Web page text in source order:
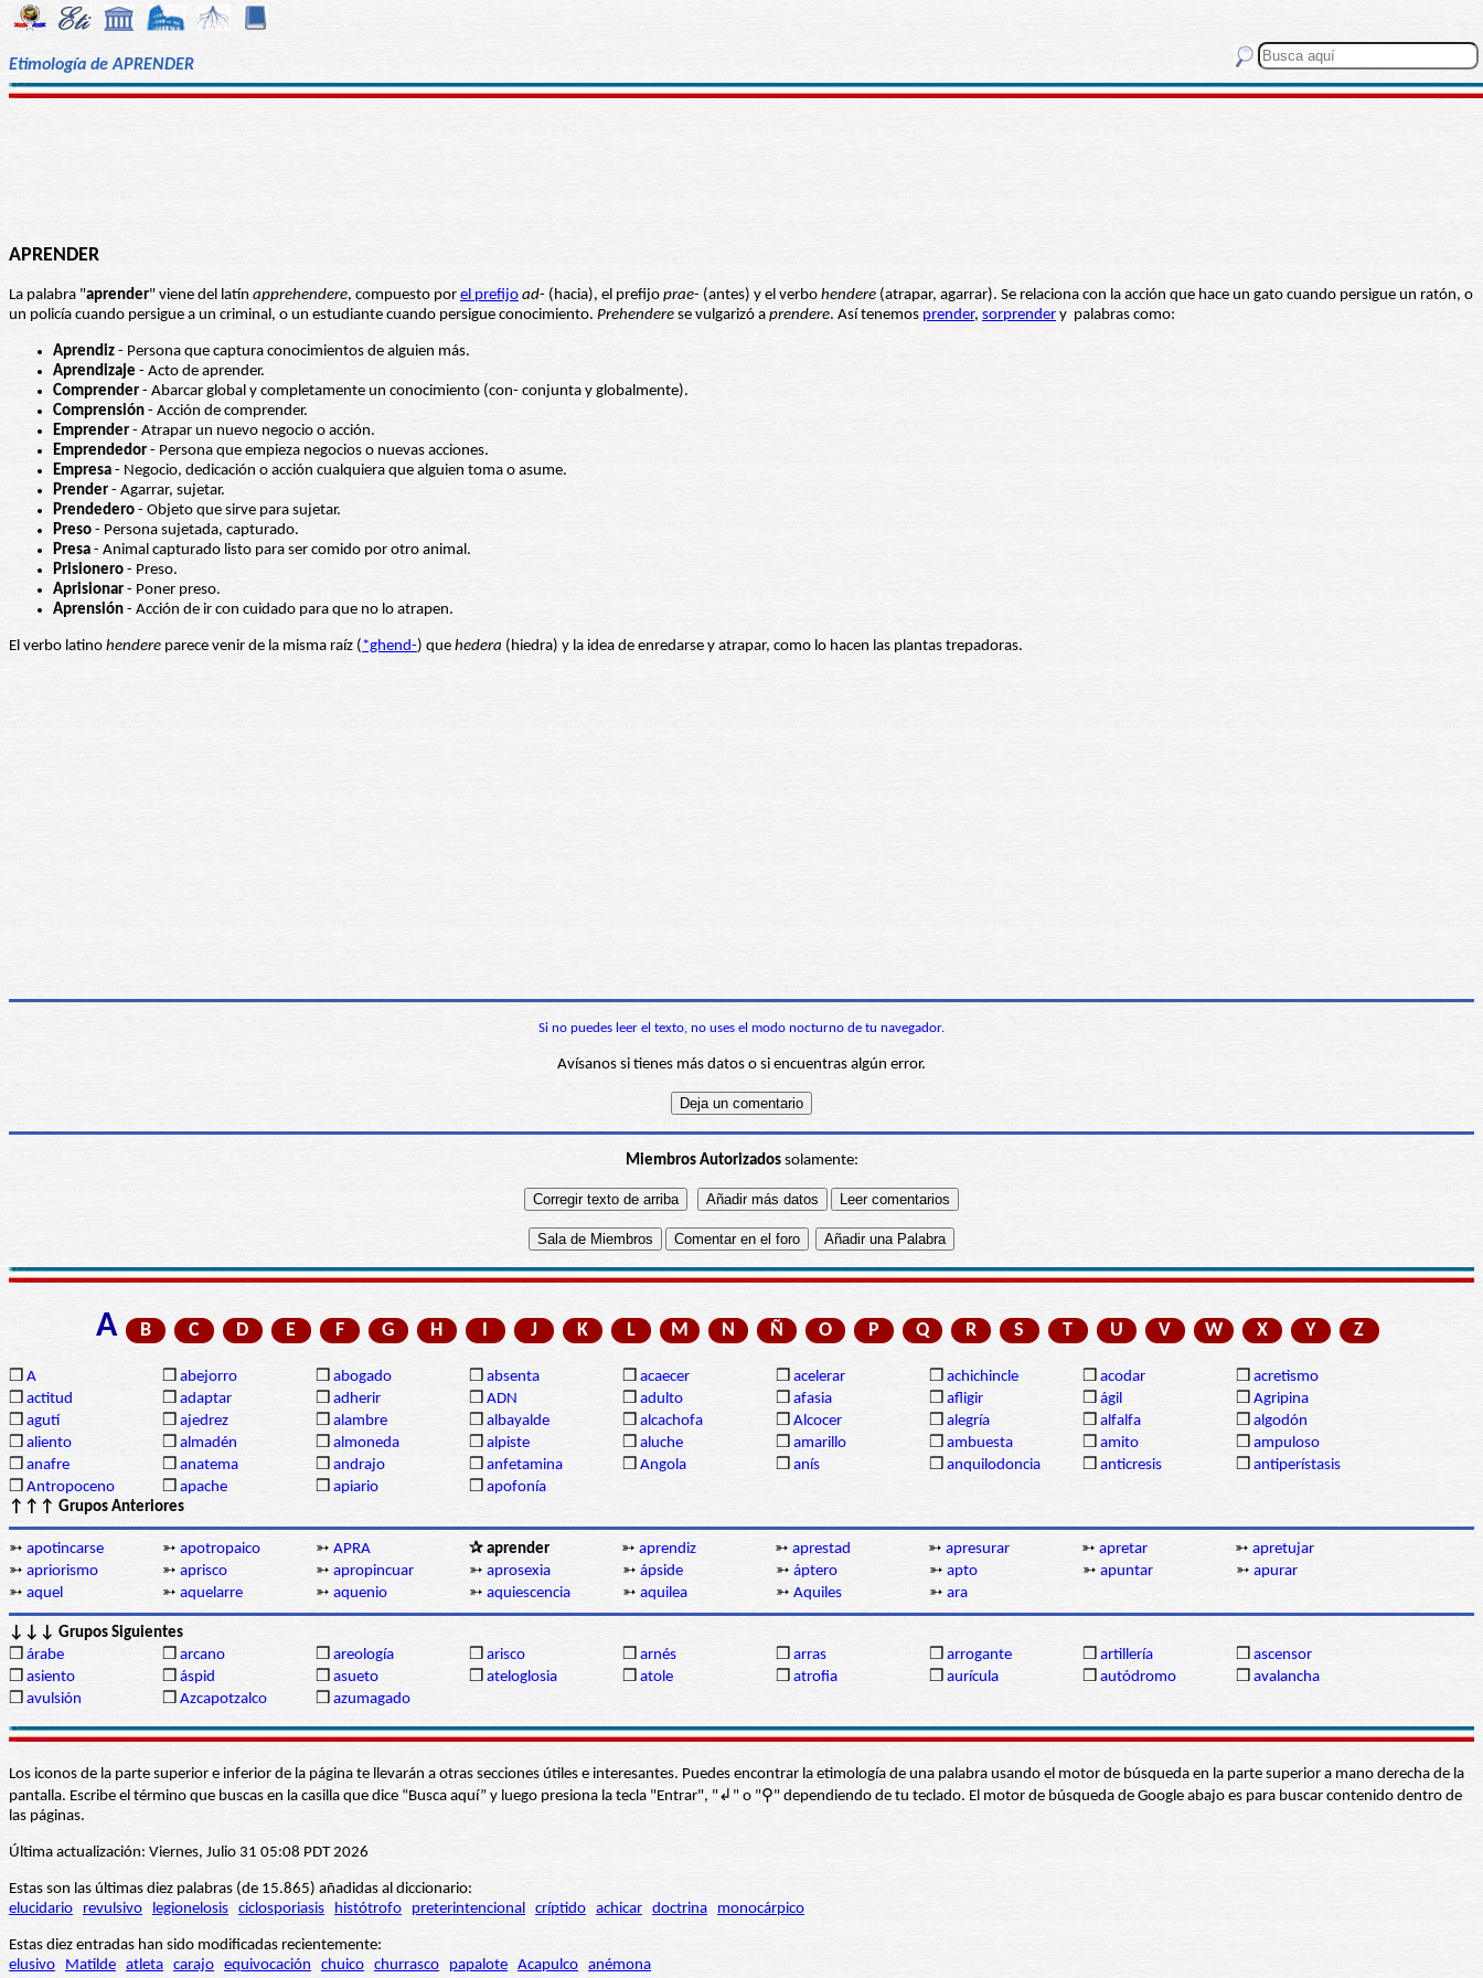
Etimología de APRENDER
APRENDER
La palabra "aprender" viene del latín apprehendere, compuesto por el prefijo ad- (hacia), el prefijo prae- (antes) y el verbo hendere (atrapar, agarrar). Se relaciona con la acción que hace un gato cuando persigue un ratón, o
un policía cuando persigue a un criminal, o un estudiante cuando persigue conocimiento. Prehendere se vulgarizó a prendere. Así tenemos prender, sorprender y palabras como:
Aprendiz - Persona que captura conocimientos de alguien más.
Aprendizaje - Acto de aprender.
Comprender - Abarcar global y completamente un conocimiento (con- conjunta y globalmente).
Comprensión - Acción de comprender.
Emprender - Atrapar un nuevo negocio o acción.
Emprendedor - Persona que empieza negocios o nuevas acciones.
Empresa - Negocio, dedicación o acción cualquiera que alguien toma o asume.
Prender - Agarrar, sujetar.
Prendedero - Objeto que sirve para sujetar.
Preso - Persona sujetada, capturado.
Presa - Animal capturado listo para ser comido por otro animal.
Prisionero - Preso.
Aprisionar - Poner preso.
Aprensión - Acción de ir con cuidado para que no lo atrapen.
El verbo latino hendere parece venir de la misma raíz (*ghend-) que hedera (hiedra) y la idea de enredarse y atrapar, como lo hacen las plantas trepadoras.
Si no puedes leer el texto, no uses el modo nocturno de tu navegador.
Avísanos si tienes más datos o si encuentras algún error.
Miembros Autorizadossolamente:
A B C D E F G H I J K L M N Ñ O P Q R S T U V W X Y Z
❒ A ❒ abejorro ❒ abogado ❒ absenta ❒ acaecer ❒ acelerar ❒ achichincle ❒ acodar ❒ acretismo
❒ actitud ❒ adaptar ❒ adherir ❒ ADN ❒ adulto ❒ afasia ❒ afligir ❒ ágil ❒ Agripina
❒ agutí ❒ ajedrez ❒ alambre ❒ albayalde ❒ alcachofa ❒ Alcocer ❒ alegría ❒ alfalfa ❒ algodón
❒ aliento ❒ almadén ❒ almoneda ❒ alpiste ❒ aluche ❒ amarillo ❒ ambuesta ❒ amito ❒ ampuloso
❒ anafre ❒ anatema ❒ andrajo ❒ anfetamina ❒ Angola ❒ anís ❒ anquilodoncia ❒ anticresis ❒ antiperístasis
❒ Antropoceno ❒ apache ❒ apiario ❒ apofonía
↑↑↑ Grupos Anteriores
➳ apotincarse ➳ apotropaico ➳ APRA ✰ aprender ➳ aprendiz ➳ aprestad ➳ apresurar ➳ apretar ➳ apretujar
➳ apriorismo ➳ aprisco ➳ apropincuar ➳ aprosexia ➳ ápside ➳ áptero ➳ apto ➳ apuntar ➳ apurar
➳ aquel ➳ aquelarre ➳ aquenio ➳ aquiescencia ➳ aquilea ➳ Aquiles ➳ ara
↓↓↓ Grupos Siguientes
❒ árabe ❒ arcano ❒ areología ❒ arisco ❒ arnés ❒ arras ❒ arrogante ❒ artillería ❒ ascensor
❒ asiento ❒ áspid ❒ asueto ❒ ateloglosia ❒ atole ❒ atrofia ❒ aurícula ❒ autódromo ❒ avalancha
❒ avulsión ❒ Azcapotzalco ❒ azumagado
Los iconos de la parte superior e inferior de la página te llevarán a otras secciones útiles e interesantes. Puedes encontrar la etimología de una palabra usando el motor de búsqueda en la parte superior a mano derecha de la
pantalla. Escribe el término que buscas en la casilla que dice “Busca aquí” y luego presiona la tecla "Entrar", "↲" o "⚲" dependiendo de tu teclado. El motor de búsqueda de Google abajo es para buscar contenido dentro de
las páginas.
Última actualización: Viernes, Julio 31 05:08 PDT 2026
Estas son las últimas diez palabras (de 15.865) añadidas al diccionario:
elucidario
revulsivo legionelosis ciclosporiasis histótrofo preterintencional críptido achicar doctrina monocárpico
Estas diez entradas han sido modificadas recientemente:
elusivo
Matilde atleta carajo equivocación chuico churrasco papalote Acapulco anémona